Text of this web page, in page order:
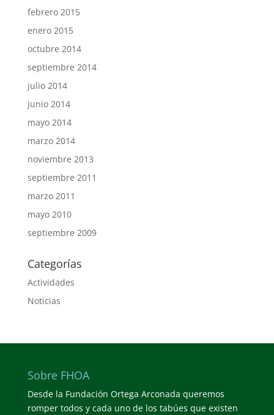
febrero 2015
enero 2015
octubre 2014
septiembre 2014
julio 2014
junio 2014
mayo 2014
marzo 2014
noviembre 2013
septiembre 2011
marzo 2011
mayo 2010
septiembre 2009
Categorías
Actividades
Noticias
Sobre FHOA
Desde la Fundación Ortega Arconada queremos
romper todos y cada uno de los tabúes que existen